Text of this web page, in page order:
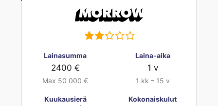
Lainasumma
2400 €
Max 50 000 €
Laina-aika
1 v
1 kk – 15 v
Kuukausierä Kokonaiskulut